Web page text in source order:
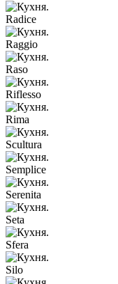
Radice
Raggio
Raso
Riflesso
Rima
Scultura
Semplice
Serenita
Seta
Sfera
Silo